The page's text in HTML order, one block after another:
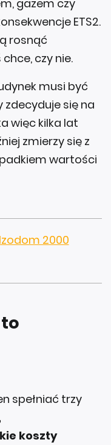
gazem czy
ETS2.
rosnąć
czy nie.
musi być
zdecyduje się na
więc kilka lat
zmierzy się z
wartości
2000
spełniać trzy
koszty